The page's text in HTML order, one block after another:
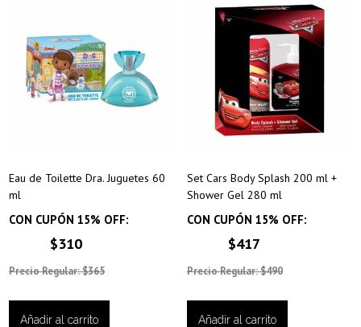
Eau de Toilette Dra. Juguetes 60
ml
CON CUPÓN 15% OFF:
$310
Precio Regular: $365
Añadir al carrito
Set Cars Body Splash 200 ml +
Shower Gel 280 ml
CON CUPÓN 15% OFF:
$417
Precio Regular: $490
Añadir al carrito